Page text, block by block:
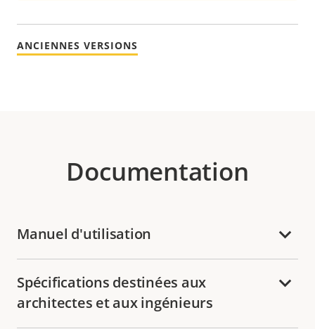
ANCIENNES VERSIONS
Documentation
Manuel d'utilisation
Spécifications destinées aux
architectes et aux ingénieurs